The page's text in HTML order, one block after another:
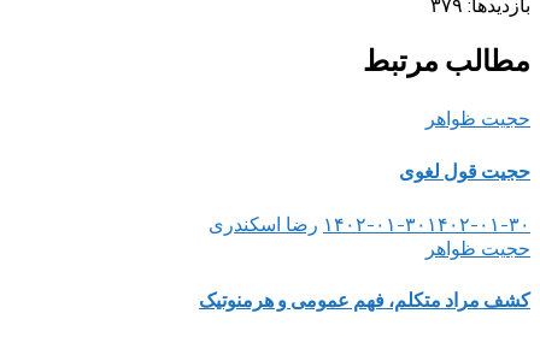
مطالب مرتبط
حجیت ظواهر
حجیت قول لغوی
۱۴۰۲-۰۱-۳۰ ۱۴۰۲-۰۱-۳۰
رضا اسکندری
حجیت ظواهر
کشف مراد متکلم، فهم عمومی و هرمنوتیک